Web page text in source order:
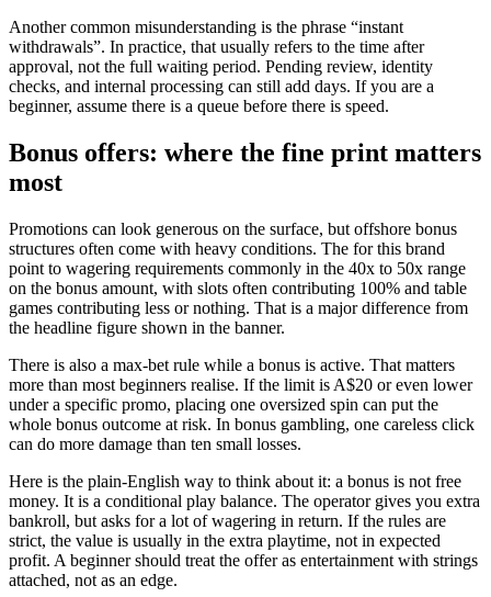
Another common misunderstanding is the phrase “instant
withdrawals”. In practice, that usually refers to the time after
approval, not the full waiting period. Pending review, identity
checks, and internal processing can still add days. If you are a
beginner, assume there is a queue before there is speed.
Bonus offers: where the fine print matters
most
Promotions can look generous on the surface, but offshore bonus
structures often come with heavy conditions. The for this brand
point to wagering requirements commonly in the 40x to 50x range
on the bonus amount, with slots often contributing 100% and table
games contributing less or nothing. That is a major difference from
the headline figure shown in the banner.
There is also a max-bet rule while a bonus is active. That matters
more than most beginners realise. If the limit is A$20 or even lower
under a specific promo, placing one oversized spin can put the
whole bonus outcome at risk. In bonus gambling, one careless click
can do more damage than ten small losses.
Here is the plain-English way to think about it: a bonus is not free
money. It is a conditional play balance. The operator gives you extra
bankroll, but asks for a lot of wagering in return. If the rules are
strict, the value is usually in the extra playtime, not in expected
profit. A beginner should treat the offer as entertainment with strings
attached, not as an edge.